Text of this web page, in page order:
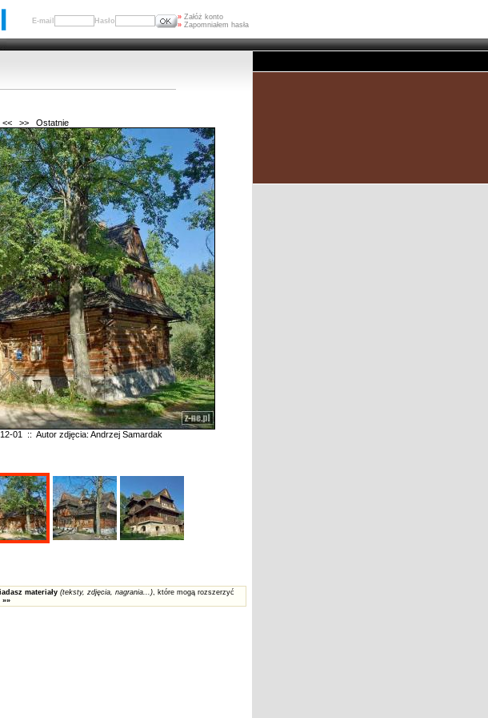
E-mail Hasło » Załóż konto
» Zapomniałem hasła
<< >> Ostatnie
01 :: Autor zdjęcia: Andrzej Samardak
materiały (teksty, zdjęcia, nagrania...), które mogą rozszerzyć
»»